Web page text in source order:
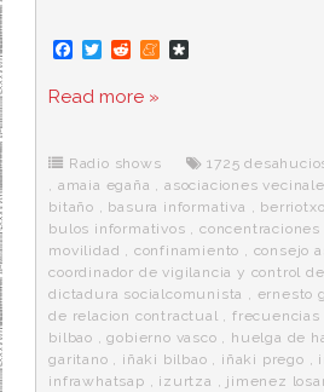
F
c
e
o
k
T
i
t
r
R
d
d
M
e
r
a
Read more »
Radio shows 1725
amaia egaña ,asociaciones
bitaño
basura informativa
bulos informativos ,
movilidad
confinamiento consejo
coordinador de vigilancia y control
dictadura socialcomunista
ernesto
de relacion contractual
,frecuencias
bilbao ,gobierno vasco huelga de
garitano
iñaki bilbao iñaki prego
infrawhatsap
izurtza jimenez